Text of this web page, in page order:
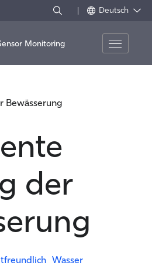
Deutsch
Monitoring
Bewässerung
der
Wasser